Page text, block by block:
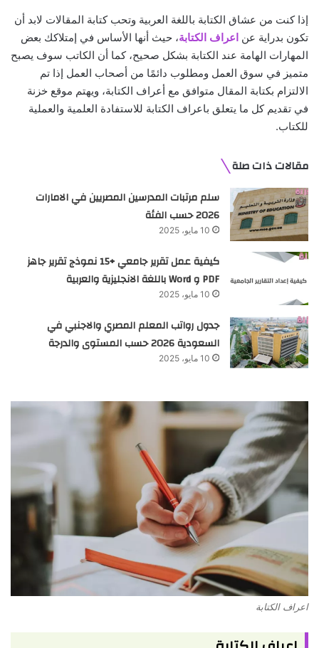
إذا كنت من عشاق الكتابة باللغة العربية وتحب كتابة المقالات لابد أن
تكون بدراية عن اعراف الكتابة، حيث أنها الأساس في إمتلاكك بعض
المهارات الهامة عند الكتابة بشكل صحيح، كما أن الكاتب سوف يصبح
متميز في سوق العمل ومطلوب دائمًا من أصحاب العمل إذا تم
الالتزام بكتابة المقال متوافق مع أعراف الكتابة، ويهتم موقع خزنة
في تقديم كل ما يتعلق باعراف الكتابة للاستفادة العلمية والعملية
للكتاب.
مقالات ذات صلة
سلم مرتبات المدرسين المصريين في الامارات
2026 حسب الفئة
10 مايو، 2025
كيفية عمل تقرير جامعي +15 نموذج تقرير جاهز
PDF و Word باللغة الانجليزية والعربية
10 مايو، 2025
جدول رواتب المعلم المصري والاجنبي في
السعودية 2026 حسب المستوى والدرجة
10 مايو، 2025
اعراف الكتابة